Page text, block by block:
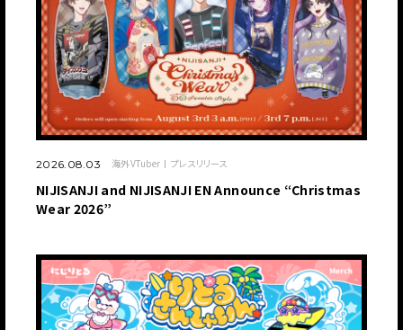
2026.08.03 海外VTuber プレスリリース
NIJISANJI and NIJISANJI EN Announce “Christmas
Wear 2026”